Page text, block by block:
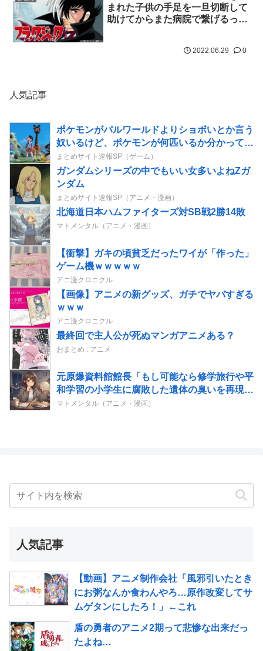
まれた子供の手足を一旦切断して
助けてからまた病院で繋げるって
2022.06.29 0
人気記事
ポケモンがパルワールドよりショボいとか言う
奴いるけど、ポケモンが何匹いるか分かって
る？
まとめサイト速報SP（ゲーム）
ガンダムシリーズの中でもいい女多いよねZガ
ンダム
まとめサイト速報SP（アニメ・漫画）
北海道日本ハムファイターズ対SB戦2勝14敗
マトメンタル（アニメ・漫画）
【衝撃】ガキの頃貧乏だったワイが「作った」
ゲーム機ｗｗｗｗｗ
アニ漫クロニクル
【画像】アニメの新グッズ、ガチでヤバすぎる
ｗｗｗ
アニ漫クロニクル
最終回で主人公が死ぬマンガアニメある？
おまとめ : アニメ
元原爆資料館館長「もし可能なら修学旅行や平
和学習の小学生に腐敗した遺体の臭いを再現し
嗅がせたい」
マトメンタル（アニメ・漫画）
人気記事
【動画】アニメ制作会社「風邪引いたとき
にお粥なんか食わんやろ…原作改変してサ
ムゲタンにしたろ！」←これ
盾の勇者のアニメ2期って悲惨な出来だっ
たよね…